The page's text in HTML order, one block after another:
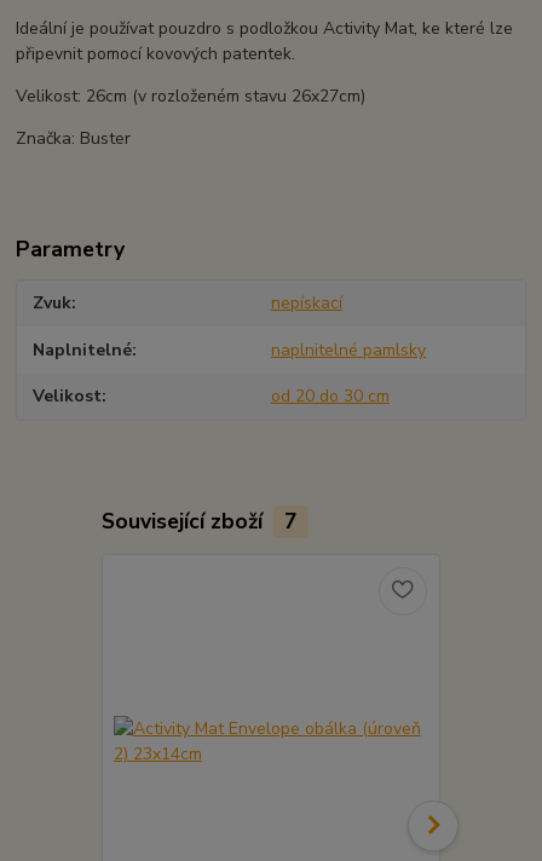
Ideální je používat pouzdro s podložkou Activity Mat, ke které lze
připevnit pomocí kovových patentek.
Velikost: 26cm (v rozloženém stavu 26x27cm)
Značka: Buster
Parametry
Zvuk nepískací
Naplnitelné naplnitelné pamlsky
Velikost od 20 do 30 cm
Související zboží 7